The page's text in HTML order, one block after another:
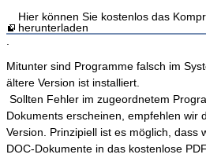
Hier können Sie kostenlos das
herunterladen
.
Mitunter sind Programme falsch im
ältere Version ist installiert.
Sollten Fehler im zugeordnetem
Dokuments erscheinen, empfehlen wir
Version. Prinzipiell ist es möglich, dass
DOC-Dokumente in das kostenlose